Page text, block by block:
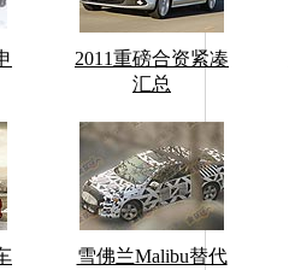
2011重磅合资紧凑
汇总
雪佛兰Malibu替代